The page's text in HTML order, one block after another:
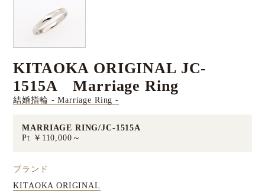
KITAOKA ORIGINAL JC-
1515A Marriage Ring
結婚指輪 - Marriage Ring -
MARRIAGE RING/JC-1515A
Pt ￥110,000～
ブランド
KITAOKA ORIGINAL